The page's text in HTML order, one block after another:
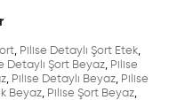
, Pilise Detaylı Şort Etek,
Detaylı Şort Beyaz, Pilise
, Pilise Detaylı Beyaz, Pilise
Beyaz, Pilise Şort Beyaz,